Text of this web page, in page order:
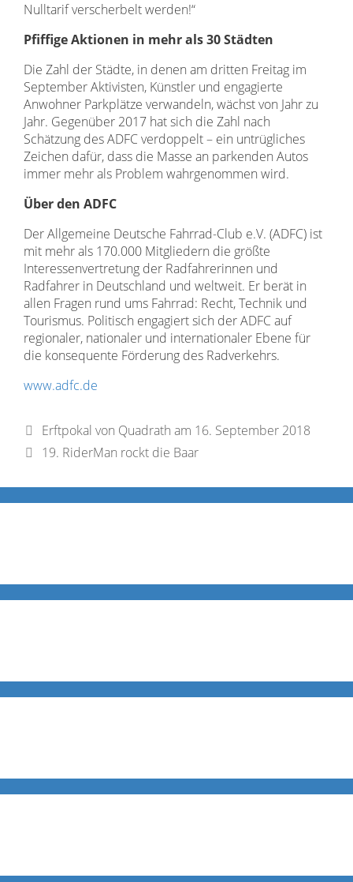
Nulltarif verscherbelt werden!“
Pfiffige Aktionen in mehr als 30 Städten
Die Zahl der Städte, in denen am dritten Freitag im
September Aktivisten, Künstler und engagierte
Anwohner Parkplätze verwandeln, wächst von Jahr zu
Jahr. Gegenüber 2017 hat sich die Zahl nach
Schätzung des ADFC verdoppelt – ein untrügliches
Zeichen dafür, dass die Masse an parkenden Autos
immer mehr als Problem wahrgenommen wird.
Über den ADFC
Der Allgemeine Deutsche Fahrrad-Club e.V. (ADFC) ist
mit mehr als 170.000 Mitgliedern die größte
Interessenvertretung der Radfahrerinnen und
Radfahrer in Deutschland und weltweit. Er berät in
allen Fragen rund ums Fahrrad: Recht, Technik und
Tourismus. Politisch engagiert sich der ADFC auf
regionaler, nationaler und internationaler Ebene für
die konsequente Förderung des Radverkehrs.
www.adfc.de
Erftpokal von Quadrath am 16. September 2018
19. RiderMan rockt die Baar